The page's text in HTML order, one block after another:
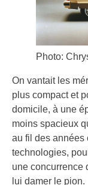
Photo:
On vantait les
plus compact et
domicile, à une
moins spacieux
au fil des années
technologies,
une concurrence
lui damer le pion.